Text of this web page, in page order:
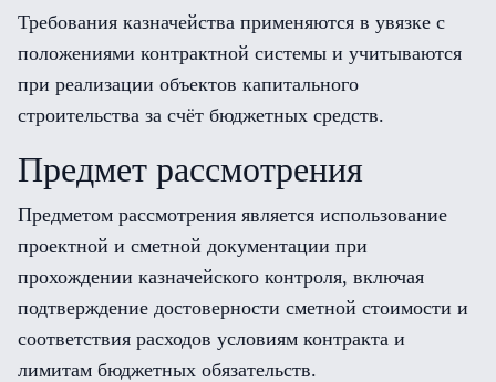
Требования казначейства применяются в увязке с
положениями контрактной системы и учитываются
при реализации объектов капитального
строительства за счёт бюджетных средств.
Предмет рассмотрения
Предметом рассмотрения является использование
проектной и сметной документации при
прохождении казначейского контроля, включая
подтверждение достоверности сметной стоимости и
соответствия расходов условиям контракта и
лимитам бюджетных обязательств.